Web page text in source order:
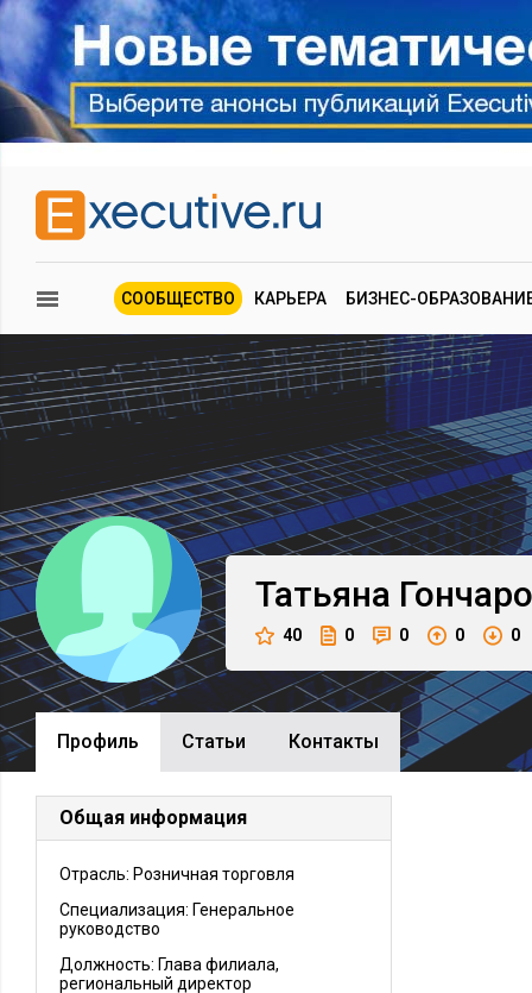
СООБЩЕСТВО КАРЬЕРА БИЗНЕС-
Татьяна
40 0 0 0 0
Профиль Cтатьи Контакты
Общая информация
Отрасль: Розничная торговля
Специализация: Генеральное
руководство
Должность: Глава филиала,
региональный директор